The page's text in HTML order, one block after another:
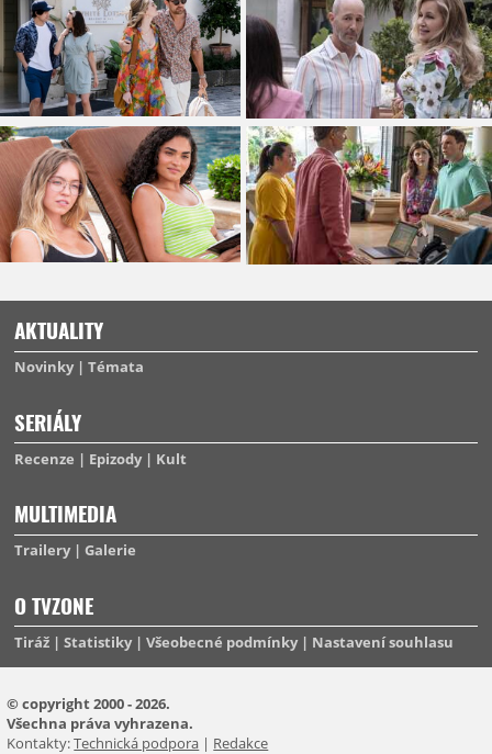
AKTUALITY
Novinky Témata
SERIÁLY
Recenze Epizody Kult
MULTIMEDIA
Trailery Galerie
O TVZONE
Tiráž Statistiky Všeobecné podmínky Nastavení souhlasu
© copyright 2000 - 2026.
Všechna práva vyhrazena.
Kontakty:Technická podpora | Redakce